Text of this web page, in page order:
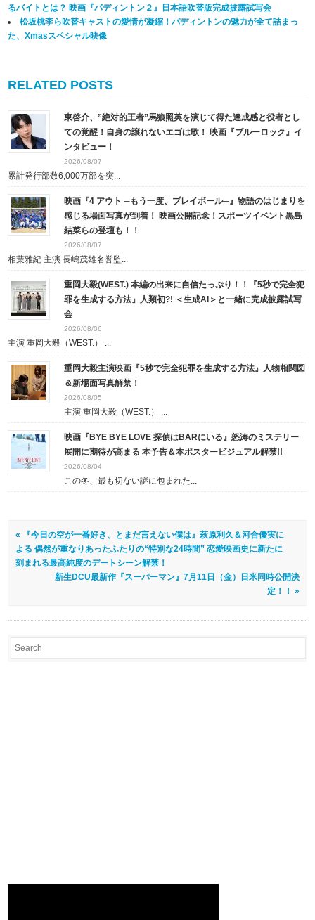
るバイトとは？ 映画『パディントン２』日本語吹替版完成披露試写会
松坂桃李ら吹替キャストの愛情が凝縮！パディントンの魅力が全て詰まっ
た、Xmasスペシャル映像
RELATED POSTS
東啓介、”絶対的王者”馬狼照英を演じて得た達成感と役者とし
ての覚醒！自身の譲れないエゴは歌！ 映画『ブルーロック』イ
ンタビュー！
2026/08/07
累計発行部数6,000万部を突...
映画『4 アウト ─もう一度、プレイボール─』物語のはじまりを
感じる場面写真が到着！ 映画公開記念！スポーツイベント黒島
結菜らの登壇も！！
2026/08/07
相葉雅紀 主演 長嶋茂雄名誉監...
重岡大毅(WEST.) 本編の出来に自信たっぷり！！『5秒で完全犯
罪を生成する方法』人類初?! ＜生成AI＞と一緒に完成披露試写
会
2026/08/06
主演 重岡大毅（WEST.） ...
重岡大毅主演映画『5秒で完全犯罪を生成する方法』人物相関図
＆新場面写真解禁！
2026/08/05
主演 重岡大毅（WEST.） ...
映画『BYE BYE LOVE 探偵はBARにいる』怒涛のミステリー
展開に期待が高まる 本予告＆本ポスタービジュアル解禁!!
2026/08/04
この冬、最も切ない謎に包まれた...
« 『今日の空が一番好き、とまだ言えない僕は』萩原利久＆河合優実に
よる 偶然が重なりあったふたりの“特別な24時間” 恋愛映画史に新たに
刻まれる最高純度のデートシーン解禁！
新生DCU最新作『スーパーマン』7月11日（金）日米同時公開決
定！！ »